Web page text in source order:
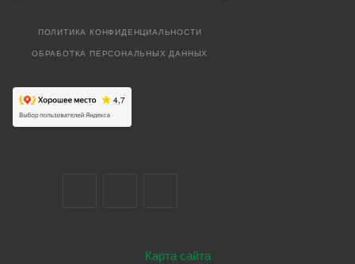
ПОЛИТИКА КОНФИДЕНЦИАЛЬНОСТИ
ОБРАБОТКА ПЕРСОНАЛЬНЫХ ДАННЫХ
Карта сайта